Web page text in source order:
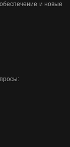
и новые